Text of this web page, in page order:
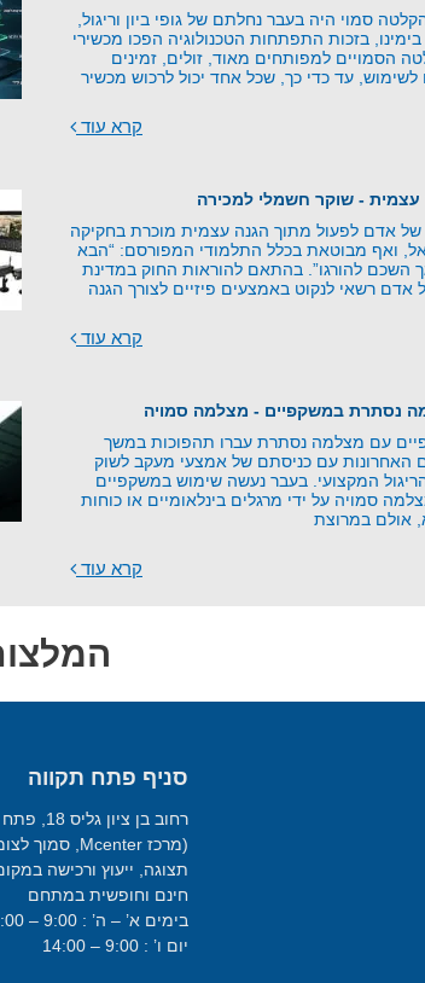
סמוי היה בעבר נחלתם של גופי ביון וריגול,
בזכות התפתחות הטכנולוגיה הפכו מכשירי
הסמויים למפותחים מאוד, זולים, זמינים
לשימוש, עד כדי כך, שכל אחד יכול לרכוש מכשיר
קרא עוד
עצמית - שוקר חשמלי למכירה
של אדם לפעול מתוך הגנה עצמית מוכרת בחקיקה
ואף מבוטאת בכלל התלמודי המפורסם: “הבא
השכם להורגו”. בהתאם להוראות החוק במדינת
אדם רשאי לנקוט באמצעים פיזיים לצורך הגנה
קרא עוד
נסתרת במשקפיים - מצלמה סמויה
עם מצלמה נסתרת עברו תהפוכות במשך
האחרונות עם כניסתם של אמצעי מעקב לשוק
המקצועי. בעבר נעשה שימוש במשקפיים
סמויה על ידי מרגלים בינלאומיים או כוחות
אולם במרוצת
קרא עוד
סניף פתח תקווה
רחוב בן ציון גליס 18, פתח תקווה
(מרכז Mcenter, סמוך לצומת סגולה)
תצוגה, ייעוץ ורכישה
חינם וחופשית במתחם
בימים א’ – ה’ : 9:00 – 20:00
יום ו’ : 9:00 – 14:00